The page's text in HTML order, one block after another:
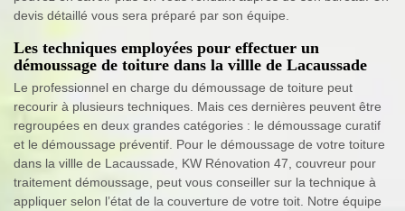
devis détaillé vous sera préparé par son équipe.
Les techniques employées pour effectuer un
démoussage de toiture dans la villle de Lacaussade
Le professionnel en charge du démoussage de toiture peut
recourir à plusieurs techniques. Mais ces dernières peuvent être
regroupées en deux grandes catégories : le démoussage curatif
et le démoussage préventif. Pour le démoussage de votre toiture
dans la villle de Lacaussade, KW Rénovation 47, couvreur pour
traitement démoussage, peut vous conseiller sur la technique à
appliquer selon l’état de la couverture de votre toit. Notre équipe